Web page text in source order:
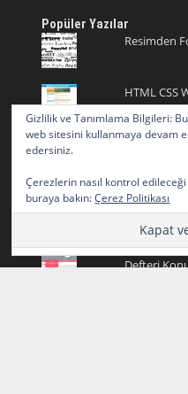
Popüler Yazılar
Resimden
HTML CSS
Onay
İşareti
2024-2025
Defteri
Gizlilik ve Tanımlama Bilgileri:
web sitesini kullanmaya devam
edersiniz.
Çerezlerin nasıl kontrol
buraya bakın:Çerez Politikası